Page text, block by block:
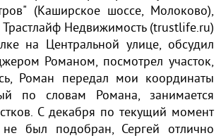
(Каширское шоссе, Молоково),
Недвижимость (trustlife.ru)
на Центральной улице, обсудил
Романом, посмотрел участок,
Роман передал мои координаты
по словам Романа, занимается
С декабря по текущий момент
был подобран, Сергей отлично